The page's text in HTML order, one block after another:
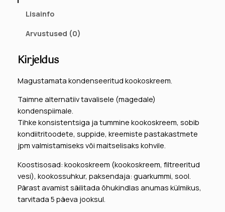
d
l
i
,
0
4
€
.
:
3
,
4
€
e
i
u
d
k
o
o
k
s
k
Lisainfo
Arvustused (0)
Kirjeldus
Magustamata kondenseeritud kookoskreem.
Taimne alternatiiv tavalisele (magedale)
kondenspiimale.
Tihke konsistentsiga ja tummine kookoskreem, sobib
kondiitritoodete, suppide, kreemiste pastakastmete
jpm valmistamiseks või maitselisaks kohvile.
Koostisosad: kookoskreem (kookoskreem, filtreeritud
vesi), kookossuhkur, paksendaja: guarkummi, sool.
Pärast avamist säilitada õhukindlas anumas külmikus,
tarvitada 5 päeva jooksul.